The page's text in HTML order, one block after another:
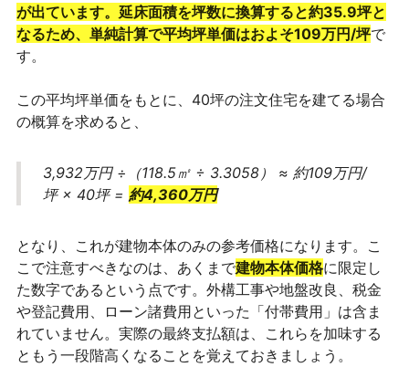
が出ています。延床面積を坪数に換算すると約35.9坪と
なるため、単純計算で平均坪単価はおよそ109万円/坪で
す。
この平均坪単価をもとに、40坪の注文住宅を建てる場合
の概算を求めると、
3,932万円 ÷（118.5㎡ ÷ 3.3058） ≈ 約109万円/
坪 × 40坪 = 約4,360万円
となり、これが建物本体のみの参考価格になります。こ
こで注意すべきなのは、あくまで建物本体価格に限定し
た数字であるという点です。外構工事や地盤改良、税金
や登記費用、ローン諸費用といった「付帯費用」は含ま
れていません。実際の最終支払額は、これらを加味する
ともう一段階高くなることを覚えておきましょう。